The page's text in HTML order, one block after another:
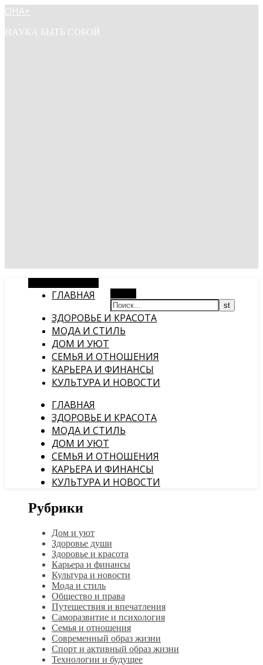
ОНА+
НАУКА БЫТЬ СОБОЙ
ГЛАВНАЯ
ЗДОРОВЬЕ И КРАСОТА
МОДА И СТИЛЬ
ДОМ И УЮТ
СЕМЬЯ И ОТНОШЕНИЯ
КАРЬЕРА И ФИНАНСЫ
КУЛЬТУРА И НОВОСТИ
ГЛАВНАЯ
ЗДОРОВЬЕ И КРАСОТА
МОДА И СТИЛЬ
ДОМ И УЮТ
СЕМЬЯ И ОТНОШЕНИЯ
КАРЬЕРА И ФИНАНСЫ
КУЛЬТУРА И НОВОСТИ
Рубрики
Дом и уют
Здоровье души
Здоровье и красота
Карьера и финансы
Культура и новости
Мода и стиль
Общество и права
Путешествия и впечатления
Саморазвитие и психология
Семья и отношения
Современный образ жизни
Спорт и активный образ жизни
Технологии и будущее